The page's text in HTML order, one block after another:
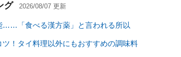
グ 2026/08/07 更新
……「食べる漢方薬」と言われる所以
！タイ料理以外にもおすすめの調味料